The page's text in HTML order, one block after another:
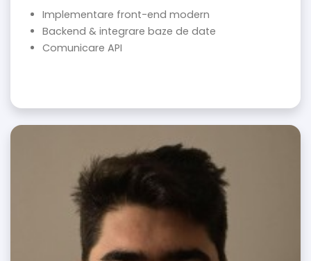
Implementare front-end modern
Backend & integrare baze de date
Comunicare API